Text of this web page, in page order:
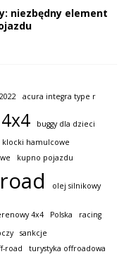
niezbędny element
acura integra type r
buggy dla dzieci
klocki hamulcowe
kupno pojazdu
olej silnikowy
4x4 Polska
racing
sankcje
road turystyka offroadowa